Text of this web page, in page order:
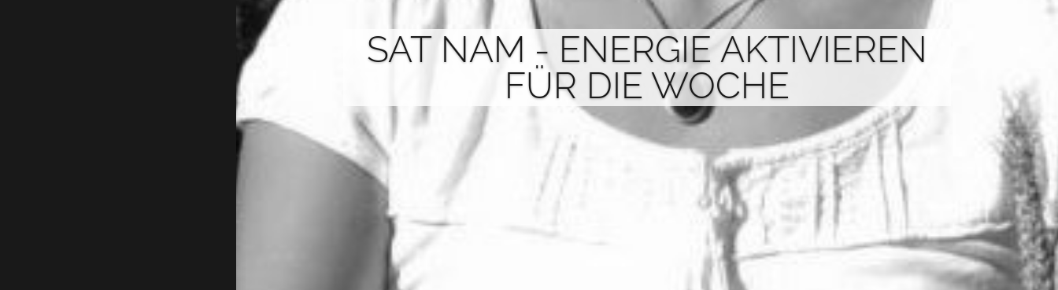
SAT NAM - ENERGIE AKTIVIEREN
FÜR DIE WOCHE